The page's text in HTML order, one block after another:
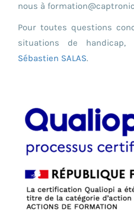
nous à
Pour toutes questions
situations de handicap,
Sébastien SALAS.